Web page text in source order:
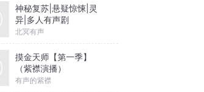
神秘复苏|悬疑惊悚|灵
异|多人有声剧
北冥有声
摸金天师【第一季】
（紫襟演播）
有声的紫襟